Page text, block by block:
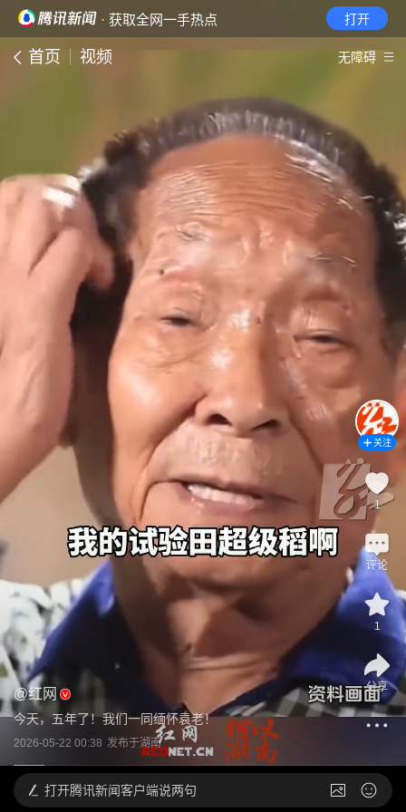
· 获取全网一手热点 打开
首页 视频 无障碍
@红网
今天，五年了！我们一同缅怀袁老！
2026-05-22 00:38 发布于湖南
关注
1
评论
1
分享
打开腾讯新闻客户端说两句